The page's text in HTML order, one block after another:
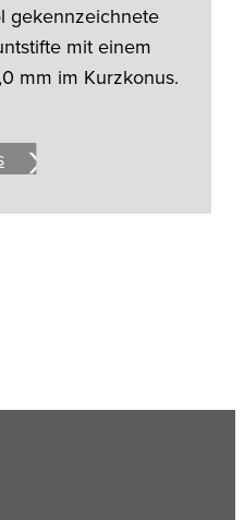
gekennzeichnete
mit einem
mm im Kurzkonus.